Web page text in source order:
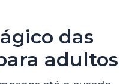
das
adultos